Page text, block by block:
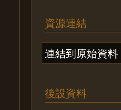
資源連結
連結到原始資料
後設資料